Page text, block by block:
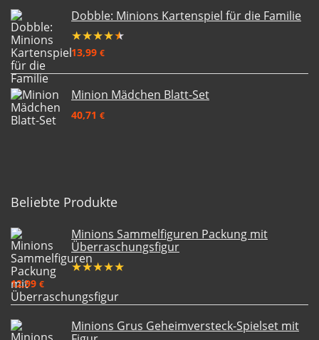
Dobble: Minions Kartenspiel für die Familie
★★★★★
13,99 €
Minion Mädchen Blatt-Set
40,71 €
Beliebte Produkte
Minions Sammelfiguren Packung mit
Überraschungsfigur
★★★★★
12,99 €
Minions Grus Geheimversteck-Spielset mit